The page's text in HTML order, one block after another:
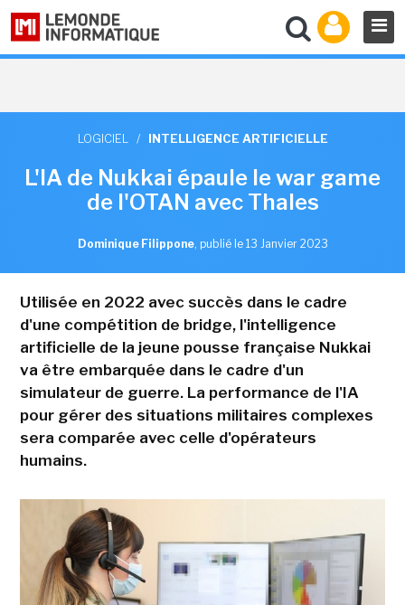
LOGICIEL / INTELLIGENCE ARTIFICIELLE
L'IA de Nukkai épaule le war game
de l'OTAN avec Thales
Dominique Filippone, publié le 13 Janvier 2023
Utilisée en 2022 avec succès dans le cadre
d'une compétition de bridge, l'intelligence
artificielle de la jeune pousse française Nukkai
va être embarquée dans le cadre d'un
simulateur de guerre. La performance de l'IA
pour gérer des situations militaires complexes
sera comparée avec celle d'opérateurs
humains.